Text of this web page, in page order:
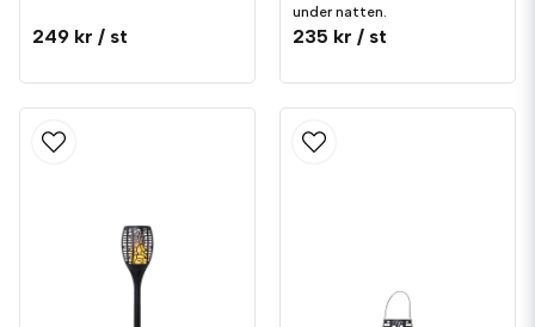
249 kr / st
under natten.
235 kr / st